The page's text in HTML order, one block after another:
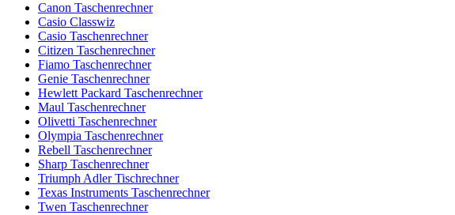
Canon Taschenrechner
Casio Classwiz
Casio Taschenrechner
Citizen Taschenrechner
Fiamo Taschenrechner
Genie Taschenrechner
Hewlett Packard Taschenrechner
Maul Taschenrechner
Olivetti Taschenrechner
Olympia Taschenrechner
Rebell Taschenrechner
Sharp Taschenrechner
Triumph Adler Tischrechner
Texas Instruments Taschenrechner
Twen Taschenrechner